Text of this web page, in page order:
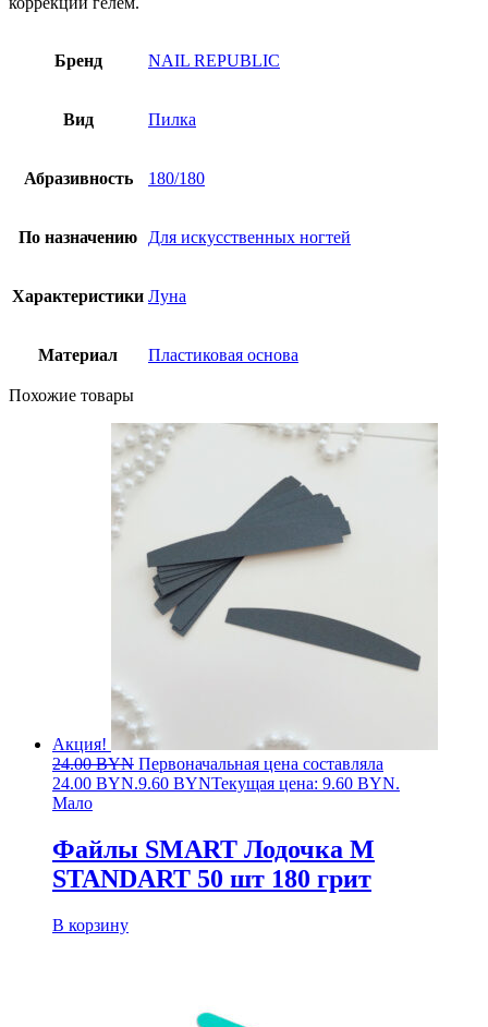
Бренд NAIL REPUBLIC
Вид Пилка
Абразивность 180/180
По назначению Для искусственных ногтей
Характеристики Луна
Материал Пластиковая основа
Похожие товары
Акция!
24.00BYN Первоначальная цена составляла
24.00 BYN.9.60 BYNТекущая цена: 9.60 BYN.
Мало
Файлы SMART Лодочка M
STANDART 50 шт 180 грит
В корзину